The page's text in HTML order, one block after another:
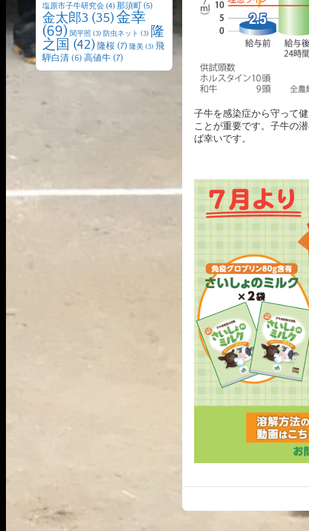
子牛を感染症から守って
ことが重要です。子牛の
ば幸いです。
塩原市子牛研究会 (4) 那須町 (5)
金太郎3 (35)金幸
(69) 関平照 (3) 防虫ネット (3) 隆
之国 (42) 隆桜 (7) 隆美 (3) 飛
騨白清 (6) 高値牛 (7)